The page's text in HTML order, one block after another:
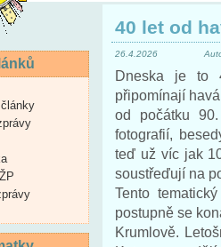
40 let od
26.4.2026
Dneska je to
připomínají
od počátku
fotografií,
teď už víc jak
soustřeďují na
Tento
postupně se
Krumlově.